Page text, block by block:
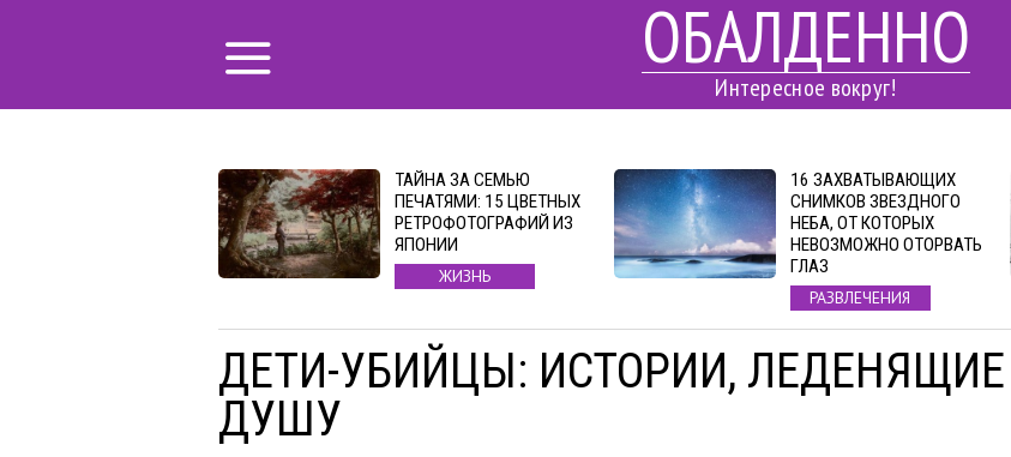
ОБАЛДЕННО
Интересное вокруг!
ТАЙНА ЗА СЕМЬЮ
ПЕЧАТЯМИ: 15 ЦВЕТНЫХ
РЕТРОФОТОГРАФИЙ ИЗ
ЯПОНИИ
ЖИЗНЬ
16 ЗАХВАТЫВАЮЩИХ
СНИМКОВ ЗВЕЗДНОГО
НЕБА, ОТ КОТОРЫХ
НЕВОЗМОЖНО ОТОРВАТЬ
ГЛАЗ
РАЗВЛЕЧЕНИЯ
ДЕТИ-УБИЙЦЫ: ИСТОРИИ, ЛЕДЕНЯЩИЕ
ДУШУ